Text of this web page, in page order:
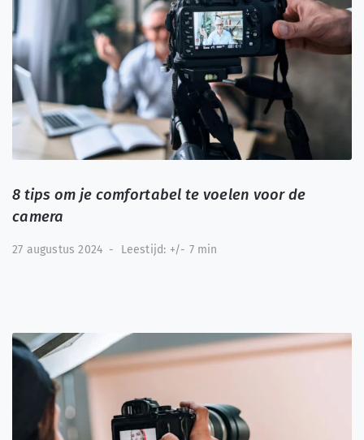
8 tips om je comfortabel te voelen voor de
camera
27 augustus 2024 - Leestijd: +/- 7 min